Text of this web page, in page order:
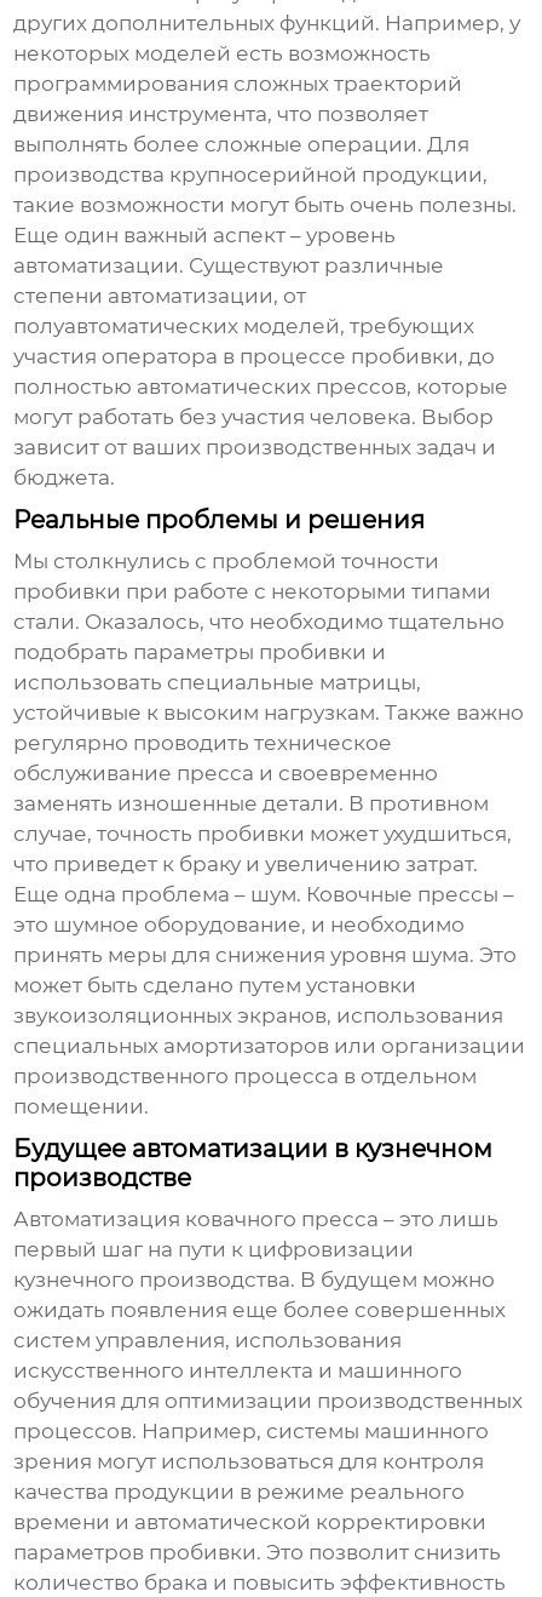
других дополнительных функций. Например, у
некоторых моделей есть возможность
программирования сложных траекторий
движения инструмента, что позволяет
выполнять более сложные операции. Для
производства крупносерийной продукции,
такие возможности могут быть очень полезны.
Еще один важный аспект – уровень
автоматизации. Существуют различные
степени автоматизации, от
полуавтоматических моделей, требующих
участия оператора в процессе пробивки, до
полностью автоматических прессов, которые
могут работать без участия человека. Выбор
зависит от ваших производственных задач и
бюджета.
Реальные проблемы и решения
Мы столкнулись с проблемой точности
пробивки при работе с некоторыми типами
стали. Оказалось, что необходимо тщательно
подобрать параметры пробивки и
использовать специальные матрицы,
устойчивые к высоким нагрузкам. Также важно
регулярно проводить техническое
обслуживание пресса и своевременно
заменять изношенные детали. В противном
случае, точность пробивки может ухудшиться,
что приведет к браку и увеличению затрат.
Еще одна проблема – шум. Ковочные прессы –
это шумное оборудование, и необходимо
принять меры для снижения уровня шума. Это
может быть сделано путем установки
звукоизоляционных экранов, использования
специальных амортизаторов или организации
производственного процесса в отдельном
помещении.
Будущее автоматизации в кузнечном
производстве
Автоматизация ковачного пресса – это лишь
первый шаг на пути к цифровизации
кузнечного производства. В будущем можно
ожидать появления еще более совершенных
систем управления, использования
искусственного интеллекта и машинного
обучения для оптимизации производственных
процессов. Например, системы машинного
зрения могут использоваться для контроля
качества продукции в режиме реального
времени и автоматической корректировки
параметров пробивки. Это позволит снизить
количество брака и повысить эффективность